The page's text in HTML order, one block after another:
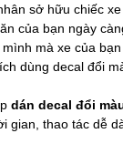
sở hữu chiếc
của bạn ngày
mà xe của
dùng decal đổi
dán decal đổi
gian, thao tác dễ